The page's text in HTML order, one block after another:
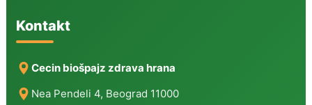
Kontakt
Cecin biošpajz zdrava hrana
Nea Pendeli 4, Beograd 11000